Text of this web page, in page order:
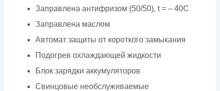
Заправлена антифризом (50/50), t = – 40C
Заправлена маслом
Автомат защиты от короткого замыкания
Подогрев охлаждающей жидкости
Блок зарядки аккумуляторов
Свинцовые необслуживаемые